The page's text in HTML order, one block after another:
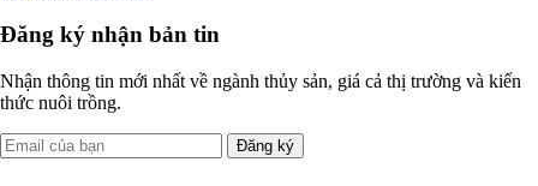
Đăng ký nhận bản tin
Nhận thông tin mới nhất về ngành thủy sản, giá cả thị trường và kiến
thức nuôi trồng.
Đăng ký